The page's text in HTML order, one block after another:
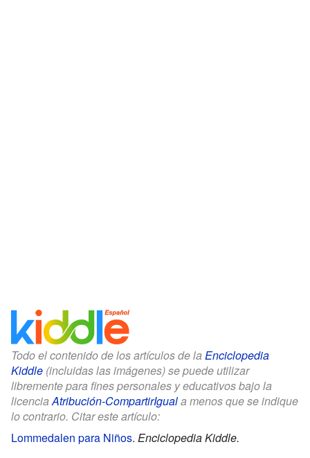
Todo el contenido de los artículos de la Enciclopedia
Kiddle (incluidas las imágenes) se puede utilizar
libremente para fines personales y educativos bajo la
licenciaAtribución-CompartirIguala menos que se indique
lo contrario. Citar este artículo:
Lommedalen para Niños. Enciclopedia Kiddle.